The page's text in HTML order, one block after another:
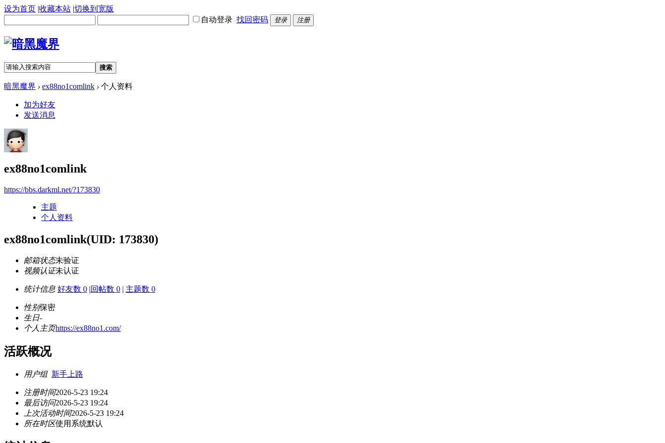
设为首页 |收藏本站 |切换到宽版
自动登录 找回密码 登录 注册
搜索
暗黑魔界 › ex88no1comlink › 个人资料
加为好友
发送消息
ex88no1comlink
https://bbs.darkml.net/?173830
主题
个人资料
ex88no1comlink(UID: 173830)
邮箱状态未验证
视频认证未认证
统计信息 好友数 0 |回帖数 0 | 主题数 0
性别保密
生日-
个人主页https://ex88no1.com/
活跃概况
用户组 新手上路
注册时间2026-5-23 19:24
最后访问2026-5-23 19:24
上次活动时间2026-5-23 19:24
所在时区使用系统默认